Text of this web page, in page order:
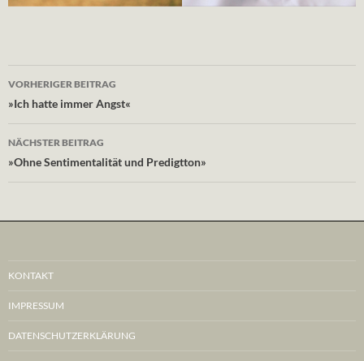
Beitragsnavigation
VORHERIGER BEITRAG
»Ich hatte immer Angst«
NÄCHSTER BEITRAG
»Ohne Sentimentalität und Predigtton»
KONTAKT
IMPRESSUM
DATENSCHUTZERKLÄRUNG